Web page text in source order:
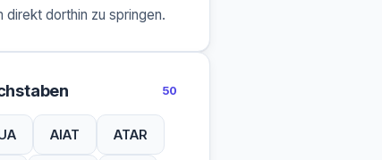
dorthin zu springen.
50
AIAT ATAR